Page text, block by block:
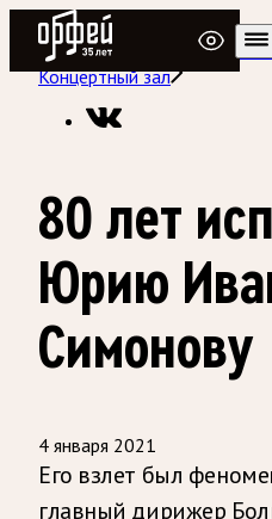
Радио Орфей
Радио классической
Концертный зал
80 лет
Юрию
Симонову
4 января 2021
Его взлет был
главный дирижер